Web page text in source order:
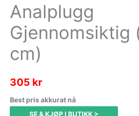
Analplugg
Gjennomsiktig
cm)
305 kr
Best pris akkurat nå
SE & KJØP I BUTIKK >